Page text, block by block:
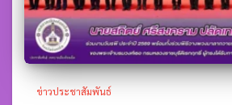
ข่าวประชาสัมพันธ์